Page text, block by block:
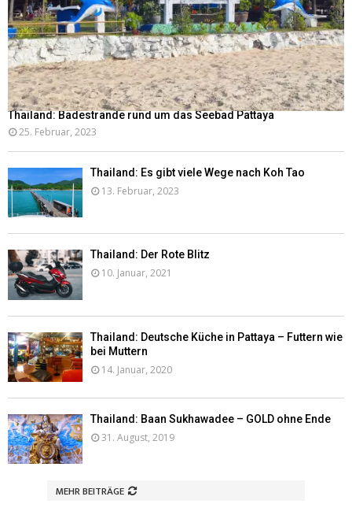
Thailand: Badestrände rund um das Seebad Pattaya
25. Februar, 2023
Thailand: Es gibt viele Wege nach Koh Tao
13. Februar, 2023
Thailand: Der Rote Blitz
10. Januar, 2021
Thailand: Deutsche Küche in Pattaya – Futtern wie
bei Muttern
14. Januar, 2020
Thailand: Baan Sukhawadee – GOLD ohne Ende
31. August, 2019
MEHR BEITRÄGE